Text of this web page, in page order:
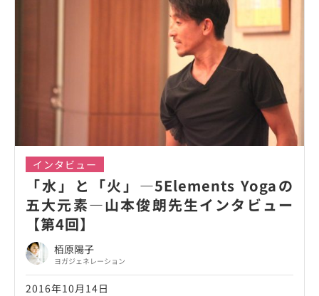
インタビュー
「水」と「火」―5Elements Yogaの
五大元素―山本俊朗先生インタビュー
【第4回】
栢原陽子
ヨガジェネレーション
2016年10月14日